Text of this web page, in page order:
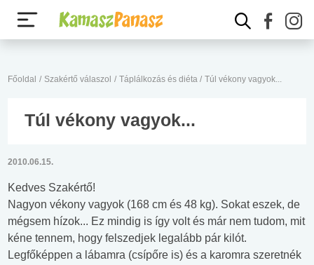
Főoldal / Szakértő válaszol / Táplálkozás és diéta / Túl vékony vagyok...
Túl vékony vagyok...
2010.06.15.
Kedves Szakértő!
Nagyon vékony vagyok (168 cm és 48 kg). Sokat eszek, de
mégsem hízok... Ez mindig is így volt és már nem tudom, mit
kéne tennem, hogy felszedjek legalább pár kilót.
Legfőképpen a lábamra (csípőre is) és a karomra szeretnék